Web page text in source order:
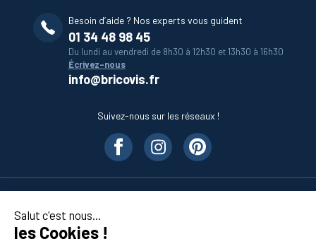
Salut c'est nous...
les Cookies !
Besoin d’aide ? Nos experts vous guident
01 34 48 98 45
Du lundi au vendredi de 8h30 à 12h30 et 13h30 à 16h30
Écrivez-nous
info@bricovis.fr
Suivez-nous sur les réseaux !
En savoir plus